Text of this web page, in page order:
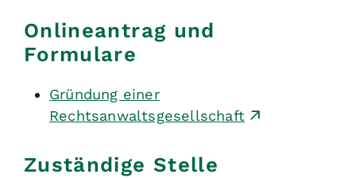
Onlineantrag und
Formulare
Gründung einer
Rechtsanwaltsgesellschaft
Zuständige Stelle